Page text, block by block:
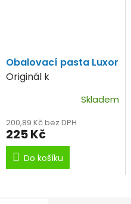
Obalovací pasta Luxor
Originál k
Skladem
200,89 Kč bez DPH
225 Kč
Do košíku